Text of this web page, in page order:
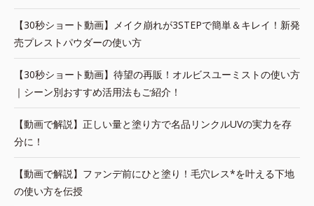
【30秒ショート動画】メイク崩れが3STEPで簡単＆キレイ！新発
売プレストパウダーの使い方
【30秒ショート動画】待望の再販！オルビスユーミストの使い方
｜シーン別おすすめ活用法もご紹介！
【動画で解説】正しい量と塗り方で名品リンクルUVの実力を存
分に！
【動画で解説】ファンデ前にひと塗り！毛穴レス*を叶える下地
の使い方を伝授